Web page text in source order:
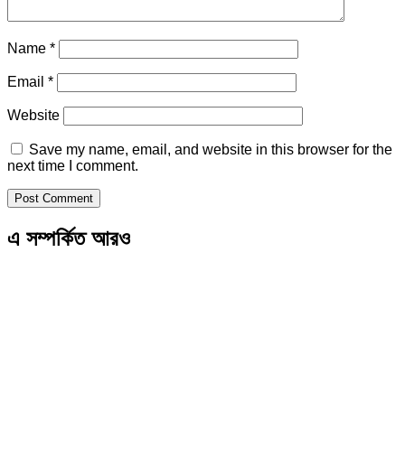
Name *
Email *
Website
Save my name, email, and website in this browser for the
next time I comment.
এ সম্পর্কিত আরও